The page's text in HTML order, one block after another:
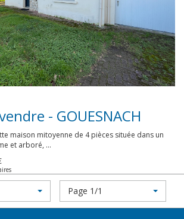
- GOUESNACH
maison mitoyenne de 4 pièces située dans un
et arboré, ...
Page 1/1